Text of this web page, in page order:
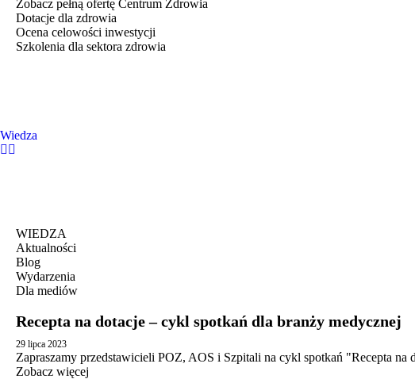
Zobacz pełną ofertę Centrum Zdrowia
Dotacje dla zdrowia
Ocena celowości inwestycji
Szkolenia dla sektora zdrowia
Wiedza
WIEDZA
Aktualności
Blog
Wydarzenia
Dla mediów
Recepta na dotacje – cykl spotkań dla branży medycznej
29 lipca 2023
Zapraszamy przedstawicieli POZ, AOS i Szpitali na cykl spotkań "Recepta
Zobacz więcej